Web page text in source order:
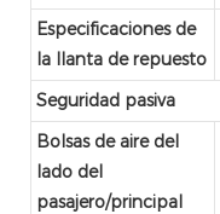
Especificaciones de
la llanta de repuesto
Seguridad pasiva
Bolsas de aire del
lado del
pasajero/principal